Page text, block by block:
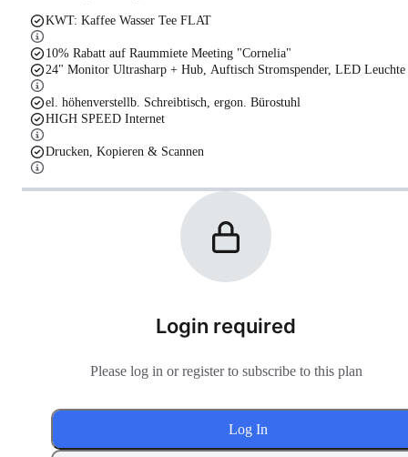
KWT: Kaffee Wasser Tee FLAT
10% Rabatt auf Raummiete Meeting "Cornelia"
24" Monitor Ultrasharp + Hub, Auftisch Stromspender, LED Leuchte
el. höhenverstellb. Schreibtisch, ergon. Bürostuhl
HIGH SPEED Internet
Drucken, Kopieren & Scannen
Login required
Please log in or register to subscribe to this plan
Log In